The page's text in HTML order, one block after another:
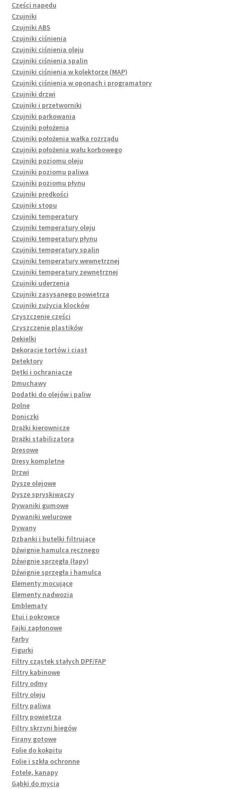
Części napędu
Czujniki
Czujniki ABS
Czujniki ciśnienia
Czujniki ciśnienia oleju
Czujniki ciśnienia spalin
Czujniki ciśnienia w kolektorze (MAP)
Czujniki ciśnienia w oponach i programatory
Czujniki drzwi
Czujniki i przetworniki
Czujniki parkowania
Czujniki położenia
Czujniki położenia wałka rozrządu
Czujniki położenia wału korbowego
Czujniki poziomu oleju
Czujniki poziomu paliwa
Czujniki poziomu płynu
Czujniki prędkości
Czujniki stopu
Czujniki temperatury
Czujniki temperatury oleju
Czujniki temperatury płynu
Czujniki temperatury spalin
Czujniki temperatury wewnętrznej
Czujniki temperatury zewnętrznej
Czujniki uderzenia
Czujniki zasysanego powietrza
Czujniki zużycia klocków
Czyszczenie części
Czyszczenie plastików
Dekielki
Dekoracje tortów i ciast
Detektory
Dętki i ochraniacze
Dmuchawy
Dodatki do olejów i paliw
Dolne
Doniczki
Drążki kierownicze
Drążki stabilizatora
Dresowe
Dresy kompletne
Drzwi
Dysze olejowe
Dysze spryskiwaczy
Dywaniki gumowe
Dywaniki welurowe
Dywany
Dzbanki i butelki filtrujące
Dźwignie hamulca ręcznego
Dźwignie sprzęgła (łapy)
Dźwignie sprzęgła i hamulca
Elementy mocujące
Elementy nadwozia
Emblematy
Etui i pokrowce
Fajki zapłonowe
Farby
Figurki
Filtry cząstek stałych DPF/FAP
Filtry kabinowe
Filtry odmy
Filtry oleju
Filtry paliwa
Filtry powietrza
Filtry skrzyni biegów
Firany gotowe
Folie do kokpitu
Folie i szkła ochronne
Fotele, kanapy
Gąbki do mycia